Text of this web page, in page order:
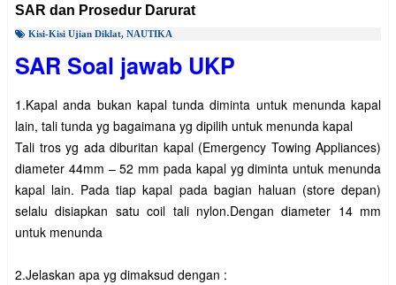
SAR dan Prosedur Darurat
Kisi-Kisi Ujian Diklat, NAUTIKA
SAR Soal jawab UKP
1.Kapal anda bukan kapal tunda diminta untuk menunda kapal
lain, tali tunda yg bagaimana yg dipilih untuk menunda kapal
Tali tros yg ada diburitan kapal (Emergency Towing Appliances)
diameter 44mm – 52 mm pada kapal yg diminta untuk menunda
kapal lain. Pada tiap kapal pada bagian haluan (store depan)
selalu disiapkan satu coil tali nylon.Dengan diameter 14 mm
untuk menunda
2.Jelaskan apa yg dimaksud dengan :